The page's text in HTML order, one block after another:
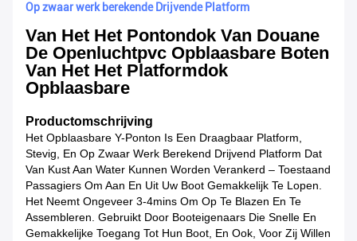
Op zwaar werk berekende Drijvende Platform
Van Het Het Pontondok Van Douane
De Openluchtpvc Opblaasbare Boten
Van Het Het Platformdok
Opblaasbare
Productomschrijving
Het Opblaasbare Y-Ponton Is Een Draagbaar Platform,
Stevig, En Op Zwaar Werk Berekend Drijvend Platform Dat
Van Kust Aan Water Kunnen Worden Verankerd – Toestaand
Passagiers Om Aan En Uit Uw Boot Gemakkelijk Te Lopen.
Het Neemt Ongeveer 3-4mins Om Op Te Blazen En Te
Assembleren. Gebruikt Door Booteigenaars Die Snelle En
Gemakkelijke Toegang Tot Hun Boot, En Ook, Voor Zij Willen